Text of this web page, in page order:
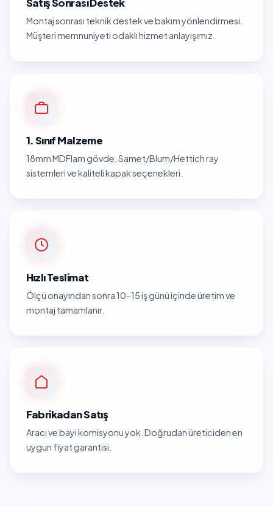
Satış Sonrası Destek
Montaj sonrası teknik destek ve bakım yönlendirmesi.
Müşteri memnuniyeti odaklı hizmet anlayışımız.
1. Sınıf Malzeme
18mm MDFlam gövde, Samet/Blum/Hettich ray
sistemleri ve kaliteli kapak seçenekleri.
Hızlı Teslimat
Ölçü onayından sonra 10-15 iş günü içinde üretim ve
montaj tamamlanır.
Fabrikadan Satış
Aracı ve bayi komisyonu yok. Doğrudan üreticiden en
uygun fiyat garantisi.